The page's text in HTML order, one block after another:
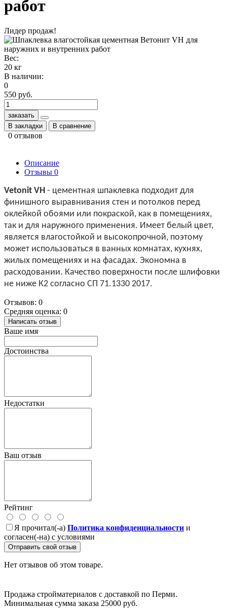
работ
Лидер продаж!
Вес:
20 кг
В наличии:
0
550 руб.
заказать
В закладки
В сравнение
0 отзывов
Описание
Отзывы 0
Vetonit VH - цементная шпаклевка подходит для
финишного выравнивания стен и потолков перед
оклейкой обоями или покраской, как в помещениях,
так и для наружного применения. Имеет белый цвет,
является влагостойкой и высокопрочной, поэтому
может использоваться в ванных комнатах, кухнях,
жилых помещениях и на фасадах. Экономна в
расходовании. Качество поверхности после шлифовки
не ниже К2 согласно СП 71.1330 2017.
Отзывов: 0
Средняя оценка: 0
Написать отзыв
Ваше имя
Достоинства
Недостатки
Ваш отзыв
Рейтинг
Я прочитал(-а) Политика конфиденциальности и
согласен(-на) с условиями
Отправить свой отзыв
Нет отзывов об этом товаре.
Продажа стройматериалов с доставкой по Перми.
Минимальная сумма заказа 25000 руб.